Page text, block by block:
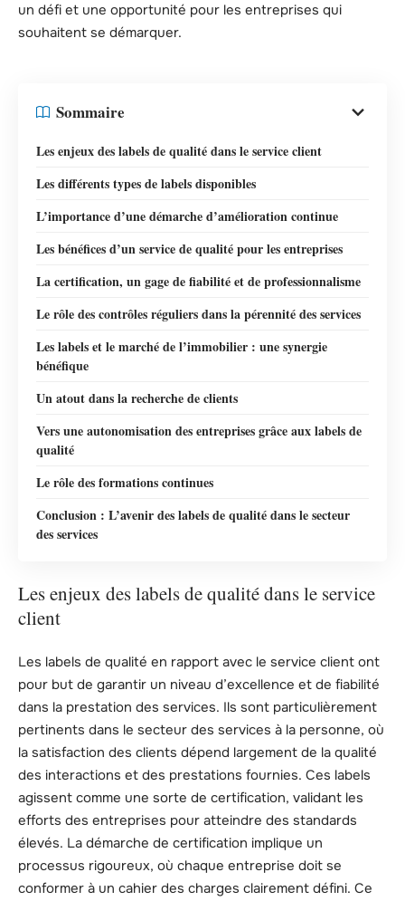
un défi et une opportunité pour les entreprises qui
souhaitent se démarquer.
Sommaire
Les enjeux des labels de qualité dans le service client
Les différents types de labels disponibles
L’importance d’une démarche d’amélioration continue
Les bénéfices d’un service de qualité pour les entreprises
La certification, un gage de fiabilité et de professionnalisme
Le rôle des contrôles réguliers dans la pérennité des services
Les labels et le marché de l’immobilier : une synergie
bénéfique
Un atout dans la recherche de clients
Vers une autonomisation des entreprises grâce aux labels de
qualité
Le rôle des formations continues
Conclusion : L’avenir des labels de qualité dans le secteur
des services
Les enjeux des labels de qualité dans le service
client
Les labels de qualité en rapport avec le service client ont
pour but de garantir un niveau d’excellence et de fiabilité
dans la prestation des services. Ils sont particulièrement
pertinents dans le secteur des services à la personne, où
la satisfaction des clients dépend largement de la qualité
des interactions et des prestations fournies. Ces labels
agissent comme une sorte de certification, validant les
efforts des entreprises pour atteindre des standards
élevés. La démarche de certification implique un
processus rigoureux, où chaque entreprise doit se
conformer à un cahier des charges clairement défini. Ce